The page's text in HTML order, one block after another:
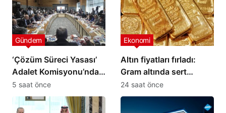
‘Çözüm Süreci Yasası’
Adalet Komisyonu’ndan
geçti
Gündem
5 saat önce
Altın fiyatları fırladı:
Gram altında sert
yükseliş
Ekonomi
24 saat önce